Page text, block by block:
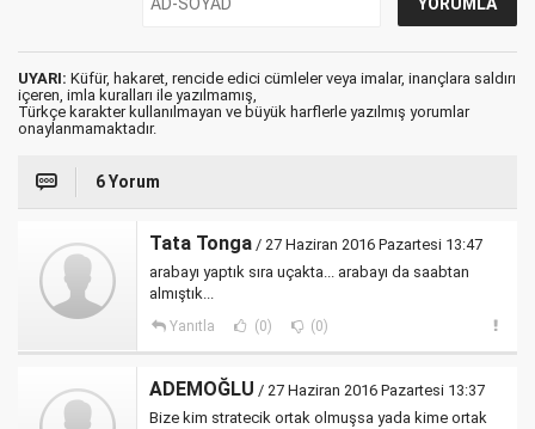
UYARI: Küfür, hakaret, rencide edici cümleler veya imalar, inançlara saldırı
içeren, imla kuralları ile yazılmamış,
Türkçe karakter kullanılmayan ve büyük harflerle yazılmış yorumlar
onaylanmamaktadır.
6 Yorum
Tata Tonga / 27 Haziran 2016 Pazartesi 13:47
arabayı yaptık sıra uçakta... arabayı da saabtan
almıştık...
Yanıtla (0) (0)
ADEMOĞLU / 27 Haziran 2016 Pazartesi 13:37
Bize kim stratecik ortak olmuşsa yada kime ortak